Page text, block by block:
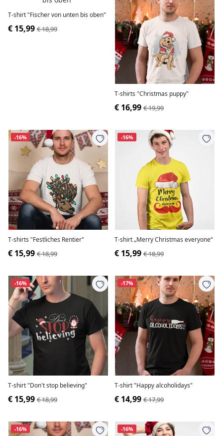
T-shirt "Fischer von unten bis oben"
€ 15,99 € 18,99
T-shirts "Christmas puppy"
€ 16,99 € 19,99
-16%
T-shirts "Festliches Rentier"
€ 15,99 € 18,99
-16%
T-shirt „Merry Christmas everyone“
€ 15,99 € 18,99
-16%
T-shirt "Don't stop believing"
€ 15,99 € 18,99
-17%
T-shirt "Happy alcoholidays"
€ 14,99 € 17,99
-16% -16%